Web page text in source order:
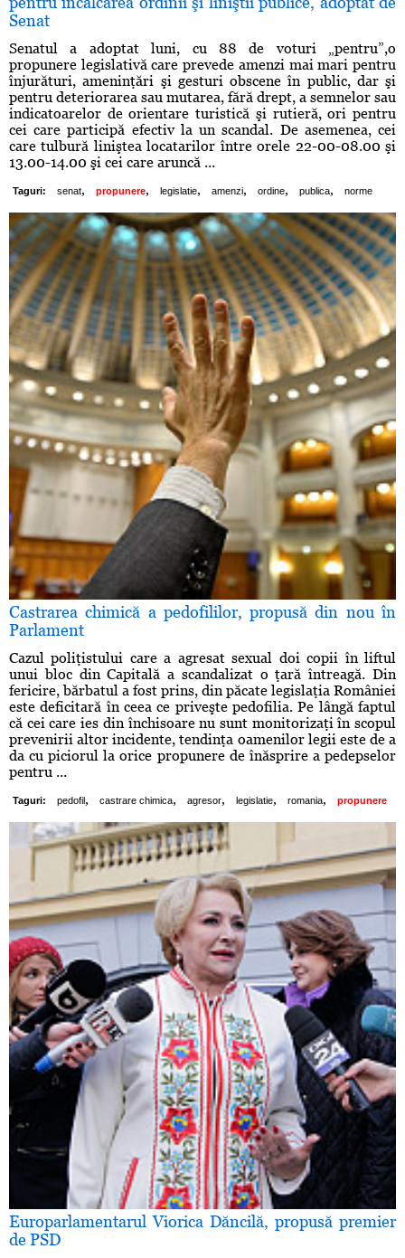
Senat
Senatul a adoptat luni, cu 88 de voturi „pentru”,o
propunere legislativă care prevede amenzi mai mari pentru
înjurături, ameninţări şi gesturi obscene în public, dar şi
pentru deteriorarea sau mutarea, fără drept, a semnelor sau
indicatoarelor de orientare turistică şi rutieră, ori pentru
cei care participă efectiv la un scandal. De asemenea, cei
care tulbură liniştea locatarilor între orele 22-00-08.00 şi
13.00-14.00 şi cei care aruncă ...
Taguri: senat, propunere, legislatie, amenzi, ordine, publica, norme
Castrarea chimică a pedofililor, propusă din nou în
Parlament
Cazul poliţistului care a agresat sexual doi copii în liftul
unui bloc din Capitală a scandalizat o ţară întreagă. Din
fericire, bărbatul a fost prins, din păcate legislaţia României
este deficitară în ceea ce priveşte pedofilia. Pe lângă faptul
că cei care ies din închisoare nu sunt monitorizaţi în scopul
prevenirii altor incidente, tendinţa oamenilor legii este de a
da cu piciorul la orice propunere de înăsprire a pedepselor
pentru ...
Taguri: pedofil , castrare chimica, agresor, legislatie, romania, propunere
Europarlamentarul Viorica Dăncilă, propusă premier
de PSD